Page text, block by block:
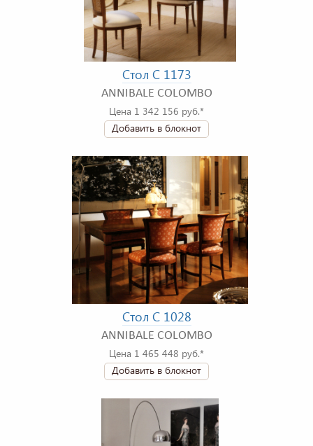
Стол C 1173
ANNIBALE COLOMBO
Цена 1 342 156 руб.*
Добавить в блокнот
Стол C 1028
ANNIBALE COLOMBO
Цена 1 465 448 руб.*
Добавить в блокнот